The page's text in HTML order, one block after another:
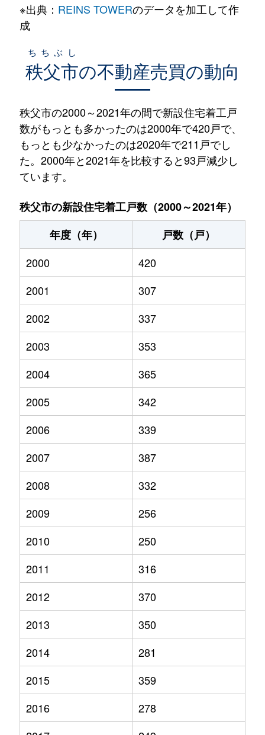
※出典： REINS TOWERのデータを加工して作
成
秩父市
ちちぶし
の不動産売買の動向
秩父市の2000～2021年の間で新設住宅着工戸
数がもっとも多かったのは2000年で420戸で、
もっとも少なかったのは2020年で211戸でし
た。2000年と2021年を比較すると93戸減少し
ています。
秩父市の新設住宅着工戸数（2000～2021年）
年度（年）
戸数（戸）
2000
420
2001
307
2002
337
2003
353
2004
365
2005
342
2006
339
2007
387
2008
332
2009
256
2010
250
2011
316
2012
370
2013
350
2014
281
2015
359
2016
278